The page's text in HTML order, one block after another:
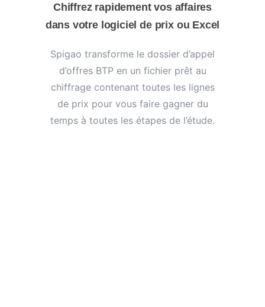
Chiffrez rapidement vos affaires
dans votre logiciel de prix ou Excel
Spigao transforme le dossier d’appel
d’offres BTP en un fichier prêt au
chiffrage contenant toutes les lignes
de prix pour vous faire gagner du
temps à toutes les étapes de l’étude.